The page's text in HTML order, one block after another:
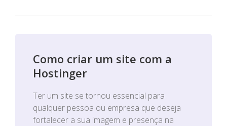
Como criar um site com a
Hostinger
Ter um site se tornou essencial para
qualquer pessoa ou empresa que deseja
fortalecer a sua imagem e presença na